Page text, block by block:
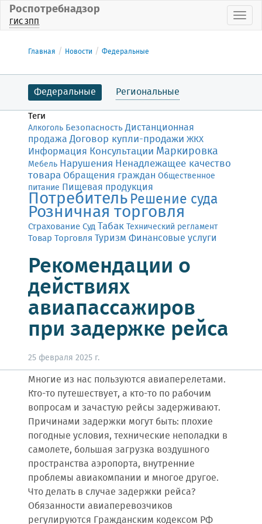
Роспотребнадзор
ГИС ЗПП
Главная Новости Федеральные
Федеральные Региональные
Теги
Алкоголь БезопасностьДистанционная
продажа Договор купли-продажи ЖКХ
Информация Консультации Маркировка
Мебель Нарушения Ненадлежащее качество
товара Обращения граждан Общественное
питание Пищевая продукция
ПотребительРешение суда
Розничная торговля
СтрахованиеСудТабакТехнический регламент
Товар Торговля Туризм Финансовые услуги
Рекомендации о
действиях
авиапассажиров
при задержке рейса
25 февраля 2025 г.
Многие из нас пользуются авиаперелетами.
Кто-то путешествует, а кто-то по рабочим
вопросам и зачастую рейсы задерживают.
Причинами задержки могут быть: плохие
погодные условия, технические неполадки в
самолете, большая загрузка воздушного
пространства аэропорта, внутренние
проблемы авиакомпании и многое другое.
Что делать в случае задержки рейса?
Обязанности авиаперевозчиков
регулируются Гражданским кодексом РФ